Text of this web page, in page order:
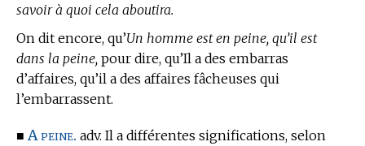
savoir à quoi cela aboutira.
On dit encore, qu’Un homme est en peine, qu’il est
dans la peine, pour dire, qu’Il a des embarras
d’affaires, qu’il a des affaires fâcheuses qui
l’embarrassent.
■A peine. adv. Il a différentes significations, selon